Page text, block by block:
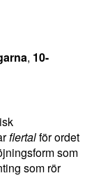
, 10-
flertalför ordet
som
som rör